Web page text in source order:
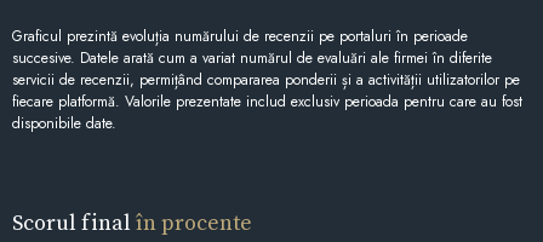
Graficul prezintă evoluția numărului de recenzii pe portaluri în perioade
succesive. Datele arată cum a variat numărul de evaluări ale firmei în diferite
servicii de recenzii, permițând compararea ponderii și a activității utilizatorilor pe
fiecare platformă. Valorile prezentate includ exclusiv perioada pentru care au fost
disponibile date.
Scorul final în procente